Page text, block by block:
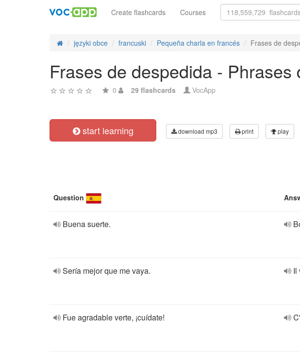
Create flashcards Courses
języki obce francuski Pequeña charla en francés Frases de
Frases de despedida - Phrases
0 29 flashcards VocApp
start learning download mp3 print play
Question
Buena suerte.
Sería mejor que me vaya. Il
Fue agradable verte, ¡cuídate!